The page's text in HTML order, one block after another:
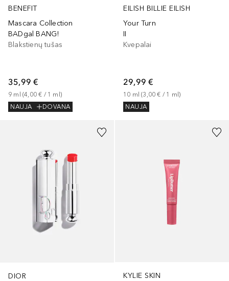
BENEFIT
Mascara Collection
BADgal BANG!
Blakstienų tušas
35,99 €
9 ml (4,00 € / 1 ml )
NAUJA
DOVANA
EILISH BILLIE EILISH
Your Turn
II
Kvepalai
29,99 €
10 ml (3,00 € / 1 ml)
NAUJA
DIOR
+6
KYLIE SKIN
+2